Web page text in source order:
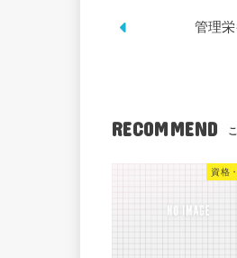
管理
RECOMMEND
資格